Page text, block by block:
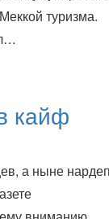
туризма.
кайф
а ныне